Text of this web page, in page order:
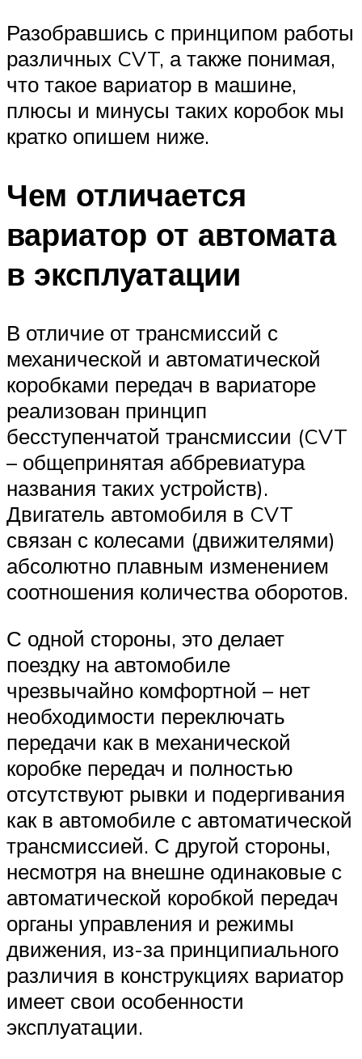
Разобравшись с принципом работы
различных CVT, а также понимая,
что такое вариатор в машине,
плюсы и минусы таких коробок мы
кратко опишем ниже.
Чем отличается
вариатор от автомата
в эксплуатации
В отличие от трансмиссий с
механической и автоматической
коробками передач в вариаторе
реализован принцип
бесступенчатой трансмиссии (CVT
– общепринятая аббревиатура
названия таких устройств).
Двигатель автомобиля в CVT
связан с колесами (движителями)
абсолютно плавным изменением
соотношения количества оборотов.
С одной стороны, это делает
поездку на автомобиле
чрезвычайно комфортной – нет
необходимости переключать
передачи как в механической
коробке передач и полностью
отсутствуют рывки и подергивания
как в автомобиле с автоматической
трансмиссией. С другой стороны,
несмотря на внешне одинаковые с
автоматической коробкой передач
органы управления и режимы
движения, из-за принципиального
различия в конструкциях вариатор
имеет свои особенности
эксплуатации.